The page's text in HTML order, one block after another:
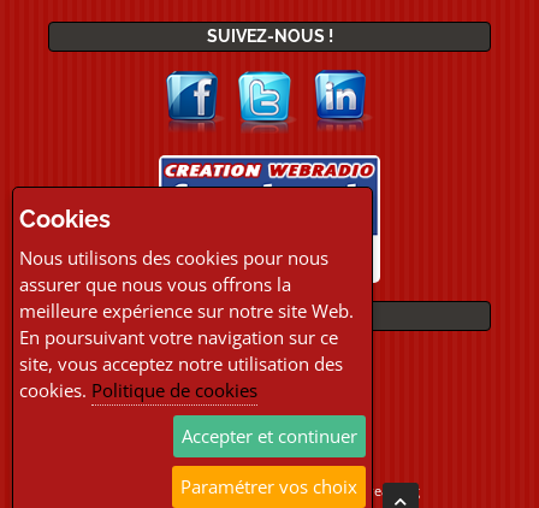
SUIVEZ-NOUS !
PAIEMENTS
Copyright © 2026 Location Webradio Streaming
Cookies
Nous utilisons des cookies pour nous
assurer que nous vous offrons la
meilleure expérience sur notre site Web.
En poursuivant votre navigation sur ce
site, vous acceptez notre utilisation des
cookies. Politique de cookies
Accepter et continuer
Paramétrer vos choix